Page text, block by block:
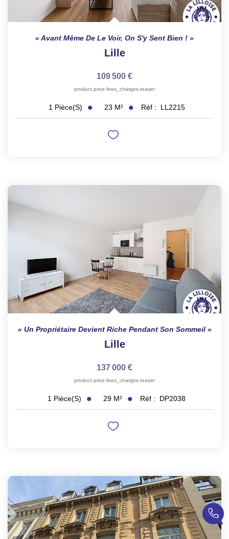
Avant Même De Le Voir, On S'y Sent Bien !
Lille
109 500 €
product.price.fees_charges.teaser
1 Pièce(s) 23 M² Réf : LL2215
Un Propriétaire Devient Riche Pendant Son Sommeil
Lille
137 000 €
product.price.fees_charges.teaser
1 Pièce(s) 29 M² Réf : DP2038